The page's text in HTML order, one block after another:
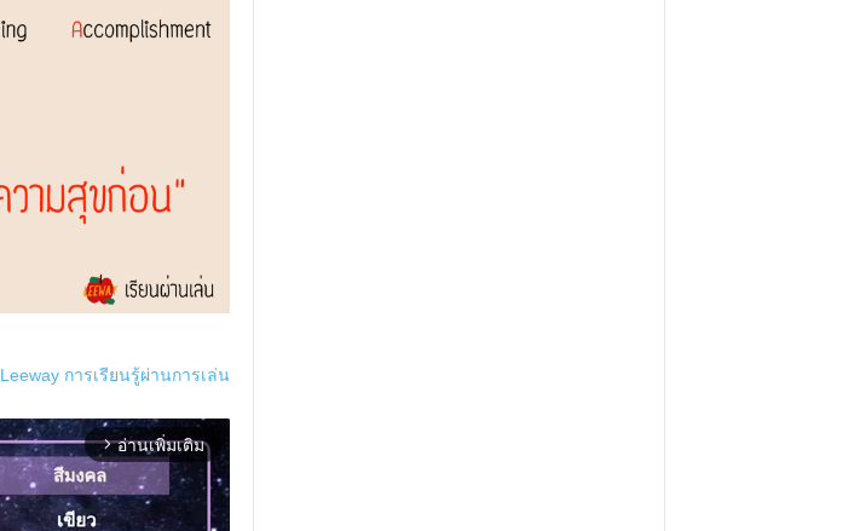
Leeway การเรียนรู้ผ่านการเล่น
arrow_forward_ios อ่านเพิ่มเติม